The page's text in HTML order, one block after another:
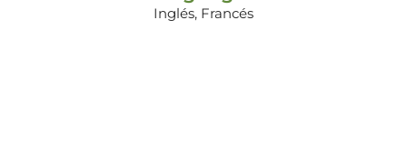
Inglés, Francés